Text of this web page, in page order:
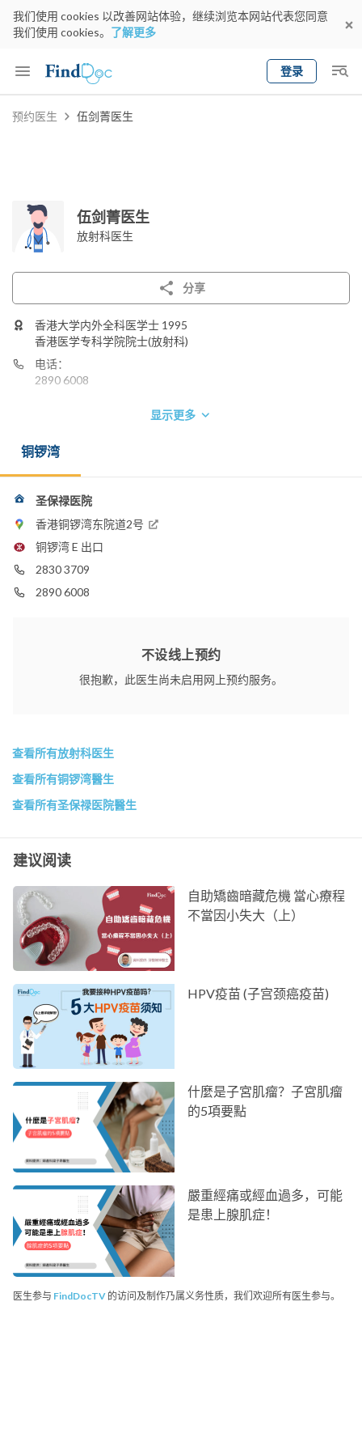
我们使用 cookies 以改善网站体验，继续浏览本网站代表您同意
我们使用 cookies。 了解更多
登录
Keyword
预约医生 伍剑菁医生
伍剑菁医生
放射科医生
分享
香港大学内外全科医学士 1995
香港医学专科学院院士(放射科)
电话：
2890 6008
显示更多
铜锣湾
圣保禄医院
香港铜锣湾东院道2号
铜锣湾 E 出口
2830 3709
2890 6008
不设线上预约
很抱歉，此医生尚未启用网上预约服务。
查看所有放射科医生
查看所有铜锣湾醫生
查看所有圣保禄医院醫生
建议阅读
自助矯齒暗藏危機 當心療程
不當因小失大（上）
HPV疫苗 (子宫颈癌疫苗)
什麼是子宮肌瘤？子宮肌瘤
的5項要點
嚴重經痛或經血過多，可能
是患上腺肌症！
医生参与 FindDocTV 的访问及制作乃属义务性质，我们欢迎所有医生参与。